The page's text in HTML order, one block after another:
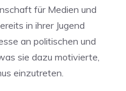
für Medien und
in ihrer Jugend
an politischen und
sie dazu motivierte,
einzutreten.